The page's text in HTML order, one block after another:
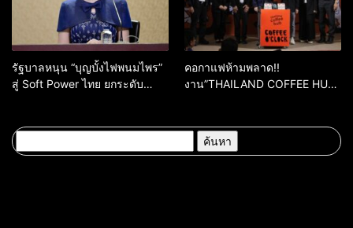
รัฐบาลหนุน “บุญบั้งไฟพนมไพร”
สู่ Soft Power ไทย ยกระดับ
ภูมิใจของชาติ
คอกาแฟห้ามพลาด!!
งาน”THAILAND COFFEE HUB
ขอนแก่น
สำหรับ: